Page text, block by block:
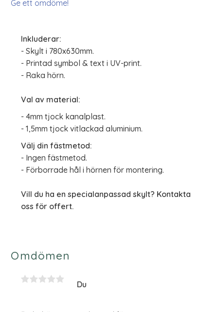
Ge ett omdöme!
Inkluderar:
- Skylt i 780x630mm.
- Printad symbol & text i UV-print.
- Raka hörn.
Val av material:
- 4mm tjock kanalplast.
- 1,5mm tjock vitlackad aluminium.
Välj din fästmetod:
- Ingen fästmetod.
- Förborrade hål i hörnen för montering.
Vill du ha en specialanpassad skylt? Kontakta
oss för offert.
Omdömen
Du